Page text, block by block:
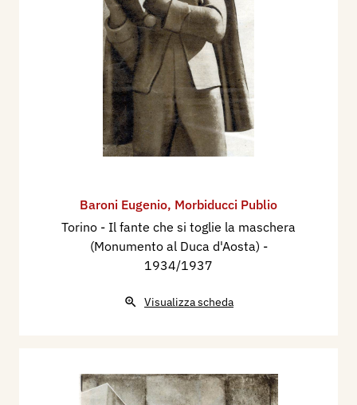
Baroni Eugenio, Morbiducci Publio
Torino - Il fante che si toglie la maschera
(Monumento al Duca d'Aosta) -
1934/1937
Visualizza scheda